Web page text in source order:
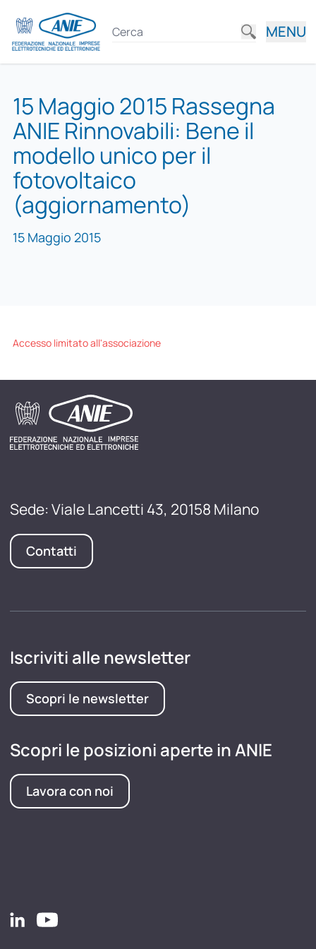
MENU
15 Maggio 2015 Rassegna
ANIE Rinnovabili: Bene il
modello unico per il
fotovoltaico
(aggiornamento)
15 Maggio 2015
Accesso limitato all'associazione
Sede: Viale Lancetti 43, 20158 Milano
Contatti
Iscriviti alle newsletter
Scopri le newsletter
Scopri le posizioni aperte in ANIE
Lavora con noi